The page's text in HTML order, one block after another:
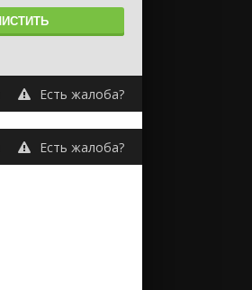
Есть жалоба?
Есть жалоба?